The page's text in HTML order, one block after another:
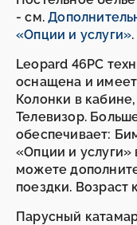
- см.
«Опции и услуги».
Leopard 46PC
оснащена и
Колонки в
Телевизор.
обеспечивает:
«Опции и услуги»
можете
поездки. Возраст
Парусный